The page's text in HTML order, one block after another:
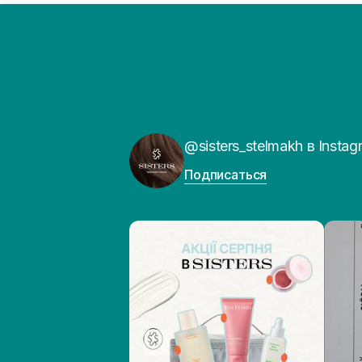
@sisters_stelmakh в
Подписаться